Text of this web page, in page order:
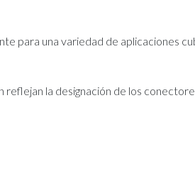
para una variedad de
la designación de los